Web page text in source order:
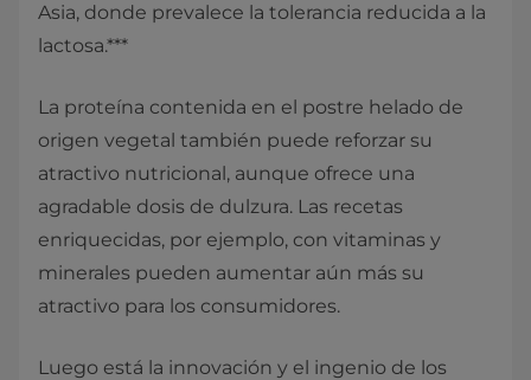
Asia, donde prevalece la tolerancia reducida a la
lactosa.***
La proteína contenida en el postre helado de
origen vegetal también puede reforzar su
atractivo nutricional, aunque ofrece una
agradable dosis de dulzura. Las recetas
enriquecidas, por ejemplo, con vitaminas y
minerales pueden aumentar aún más su
atractivo para los consumidores.
Luego está la innovación y el ingenio de los